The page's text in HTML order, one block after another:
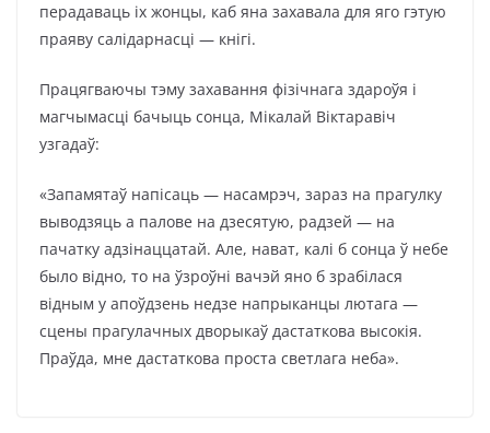
перадаваць іх жонцы, каб яна захавала для яго гэтую
праяву салідарнасці — кнігі.
Працягваючы тэму захавання фізічнага здароўя і
магчымасці бачыць сонца, Мікалай Віктаравіч
узгадаў:
«Запамятаў напісаць — насамрэч, зараз на прагулку
выводзяць а палове на дзесятую, радзей — на
пачатку адзінаццатай. Але, нават, калі б сонца ў небе
было відно, то на ўзроўні вачэй яно б зрабілася
відным у апоўдзень недзе напрыканцы лютага —
сцены прагулачных дворыкаў дастаткова высокія.
Праўда, мне дастаткова проста светлага неба».